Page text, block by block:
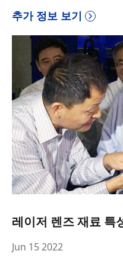
추가 정보 보기
레이저 렌즈 재료 특
Jun 15 2022